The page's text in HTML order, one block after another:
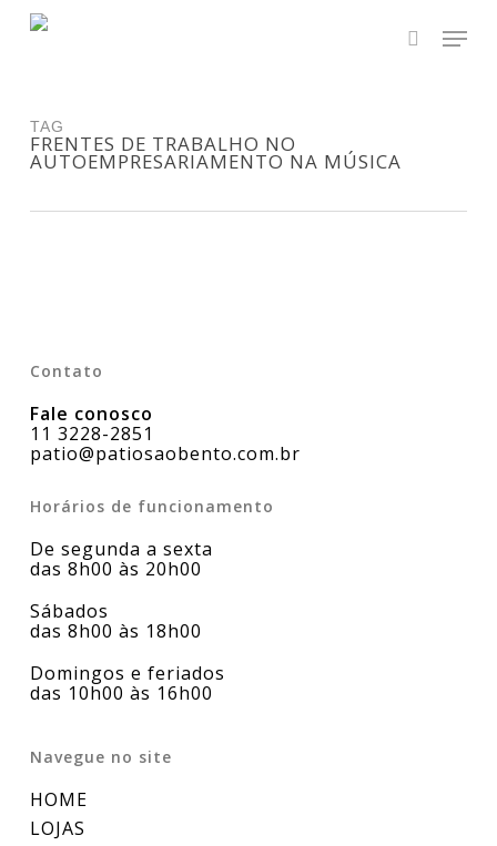
Skip
search
TAG
FRENTES DE TRABALHO NO
AUTOEMPRESARIAMENTO NA MÚSICA
Contato
Fale conosco
11 3228-2851
patio@patiosaobento.com.br
Horários de funcionamento
De segunda a sexta
das 8h00 às 20h00
Sábados
das 8h00 às 18h00
Domingos e feriados
das 10h00 às 16h00
Navegue no site
HOME
LOJAS